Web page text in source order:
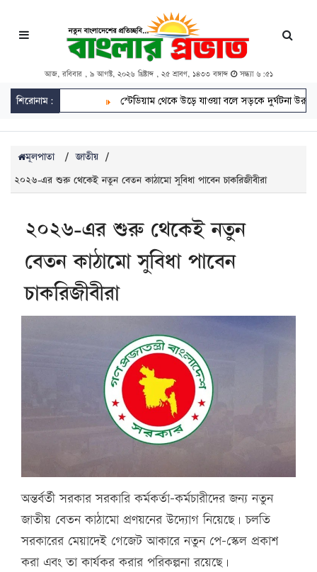
আজ, রবিবার , ৯ আগস্ট, ২০২৬ খ্রিষ্টাব্দ , ২৫ শ্রাবণ, ১৪৩৩ বঙ্গাব্দ সন্ধ্যা ৬:৫১
শিরোনাম: স্টেডিয়াম থেকে উড়ে যাওয়া বলে সড়কে দুর্ঘটনা উরুগুয়েতে
মূলপাতা / জাতীয় /
২০২৬-এর শুরু থেকেই নতুন বেতন কাঠামো সুবিধা পাবেন চাকরিজীবীরা
২০২৬-এর শুরু থেকেই নতুন
বেতন কাঠামো সুবিধা পাবেন
চাকরিজীবীরা
অন্তর্বর্তী সরকার সরকারি কর্মকর্তা-কর্মচারীদের জন্য নতুন
জাতীয় বেতন কাঠামো প্রণয়নের উদ্যোগ নিয়েছে। চলতি
সরকারের মেয়াদেই গেজেট আকারে নতুন পে-স্কেল প্রকাশ
করা এবং তা কার্যকর করার পরিকল্পনা রয়েছে।